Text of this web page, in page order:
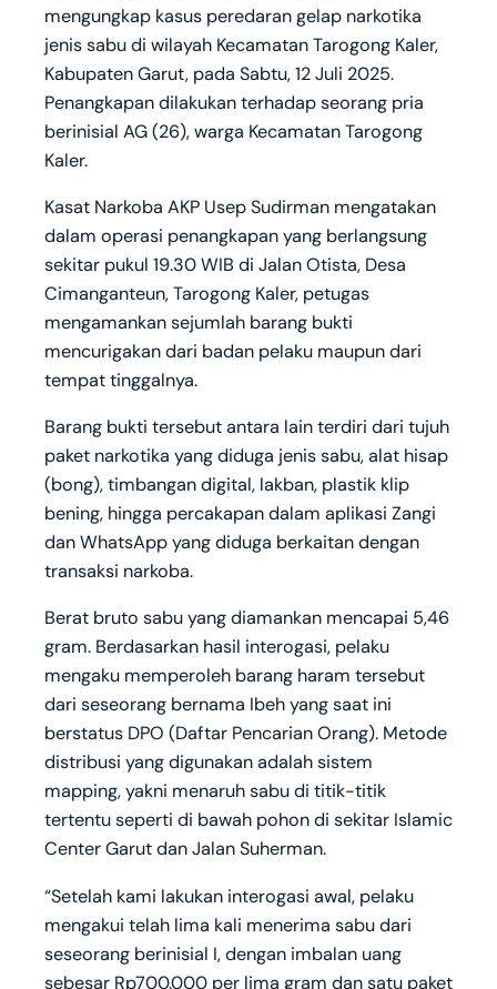
mengungkap kasus peredaran gelap narkotika
jenis sabu di wilayah Kecamatan Tarogong Kaler,
Kabupaten Garut, pada Sabtu, 12 Juli 2025.
Penangkapan dilakukan terhadap seorang pria
berinisial AG (26), warga Kecamatan Tarogong
Kaler.
Kasat Narkoba AKP Usep Sudirman mengatakan
dalam operasi penangkapan yang berlangsung
sekitar pukul 19.30 WIB di Jalan Otista, Desa
Cimanganteun, Tarogong Kaler, petugas
mengamankan sejumlah barang bukti
mencurigakan dari badan pelaku maupun dari
tempat tinggalnya.
Barang bukti tersebut antara lain terdiri dari tujuh
paket narkotika yang diduga jenis sabu, alat hisap
(bong), timbangan digital, lakban, plastik klip
bening, hingga percakapan dalam aplikasi Zangi
dan WhatsApp yang diduga berkaitan dengan
transaksi narkoba.
Berat bruto sabu yang diamankan mencapai 5,46
gram. Berdasarkan hasil interogasi, pelaku
mengaku memperoleh barang haram tersebut
dari seseorang bernama Ibeh yang saat ini
berstatus DPO (Daftar Pencarian Orang). Metode
distribusi yang digunakan adalah sistem
mapping, yakni menaruh sabu di titik-titik
tertentu seperti di bawah pohon di sekitar Islamic
Center Garut dan Jalan Suherman.
“Setelah kami lakukan interogasi awal, pelaku
mengakui telah lima kali menerima sabu dari
seseorang berinisial I, dengan imbalan uang
sebesar Rp700.000 per lima gram dan satu paket